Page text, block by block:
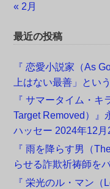
« 2月
最近の投稿
『 恋愛小説家（As
上はない最善」とい
『 サマータイム・
Target Removed）』
ハッセー 2024年12
『 雨を降らす男（
らせる詐欺祈祷師を
『 栄光のル・マン